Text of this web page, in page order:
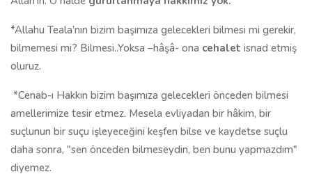
*Allahu Teala'nın bizim başımıza gelecekleri bilmesi mi gerekir,
bilmemesi mi? Bilmesi..Yoksa –hâşâ- ona cehalet isnad etmiş
oluruz.
*Cenab-ı Hakkın bizim başımıza gelecekleri önceden bilmesi
amellerimize tesir etmez. Mesela evliyadan bir hâkim, bir
suçlunun bir suçu işleyeceğini keşfen bilse ve kaydetse suçlu
daha sonra, "sen önceden bilmeseydin, ben bunu yapmazdım"
diyemez.